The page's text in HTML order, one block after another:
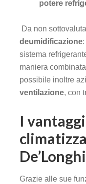
potere
Da non
deumidificazione
sistema
maniera
possibile inoltre
ventilazione, con
I
De’Longhi
Grazie alle sue